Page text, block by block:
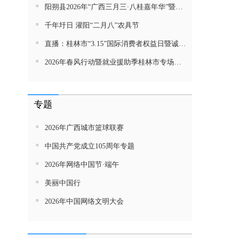
阳朔县2026年“广西三月三·八桂嘉年华”暨金龙巡游活动直播
千年圩日 灌阳“二月八”农具节
直播：桂林市“3.15”国际消费者权益日暨诚信教育主题活动网民面对面活动
2026年春风行动暨就业援助季桂林市专场招聘活动直播带岗
专题
2026年广西城市篮球联赛
中国共产党成立105周年专题
2026年网络中国节·端午
美丽中国行
2026年中国网络文明大会